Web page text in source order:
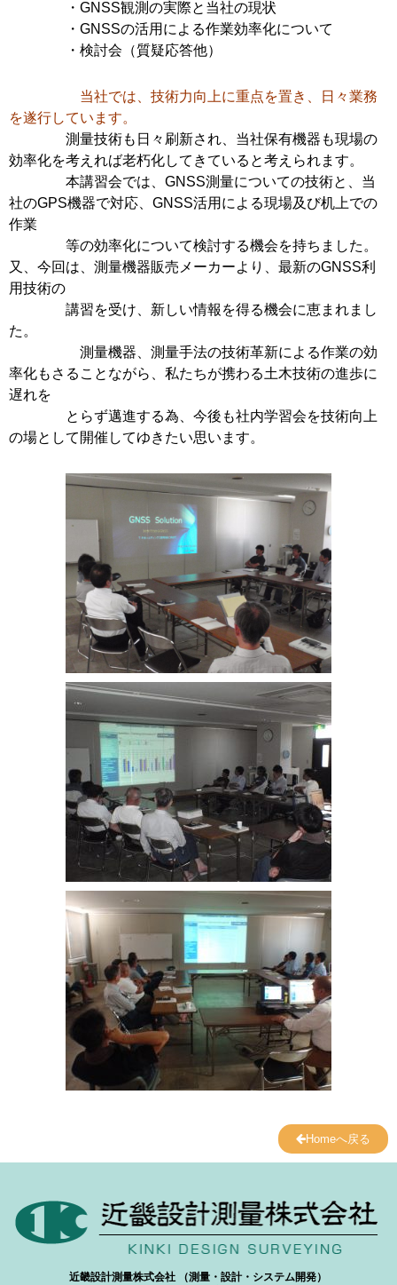
・GNSS観測の実際と当社の現状
・GNSSの活用による作業効率化について
・検討会（質疑応答他）
当社では、技術力向上に重点を置き、日々業務
を遂行しています。
測量技術も日々刷新され、当社保有機器も現場の
効率化を考えれば老朽化してきていると考えられます。
本講習会では、GNSS測量についての技術と、当
社のGPS機器で対応、GNSS活用による現場及び机上での
作業
等の効率化について検討する機会を持ちました。
又、今回は、測量機器販売メーカーより、最新のGNSS利
用技術の
講習を受け、新しい情報を得る機会に恵まれまし
た。
測量機器、測量手法の技術革新による作業の効
率化もさることながら、私たちが携わる土木技術の進歩に
遅れを
とらず邁進する為、今後も社内学習会を技術向上
の場として開催してゆきたい思います。
Homeへ戻る
近畿設計測量株式会社 （測量・設計・システム開発）